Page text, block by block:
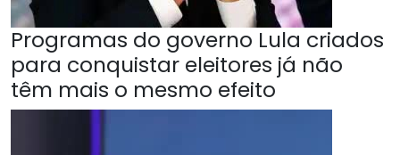
Programas do governo Lula criados
para conquistar eleitores já não
têm mais o mesmo efeito